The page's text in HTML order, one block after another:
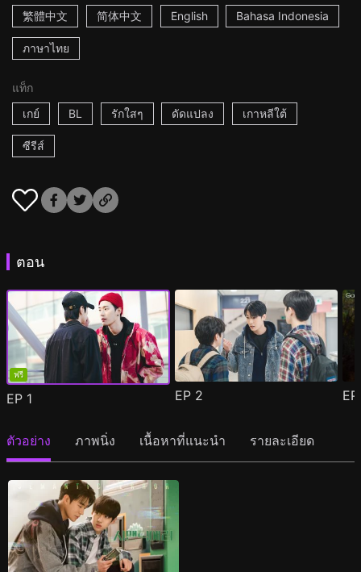
繁體中文
简体中文 English Bahasa Indonesia
ภาษาไทย
แท็ก
เกย์
BL รักใสๆ ดัดแปลง เกาหลีใต้
ซีรีส์
ตอน
ฟรี
EP 1 EP 2
ตัวอย่าง ภาพนิ่ง เนื้อหาที่แนะนำ รายละเอียด